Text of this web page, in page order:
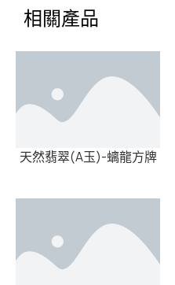
相關產品
天然翡翠(A玉)-螭龍方牌